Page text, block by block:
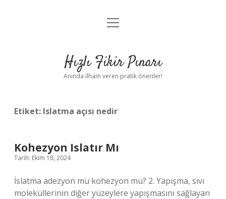
Anasayfa
Yasal Uyarı
menüyü
Hızlı Fikir Pınarı
Anında ilham veren pratik öneriler!
Etiket: Islatma açısı nedir
Kohezyon Islatır Mı
Tarih: Ekim 18, 2024
İslatma adezyon mu kohezyon mu? 2. Yapışma, sıvı
moleküllerinin diğer yüzeylere yapışmasını sağlayan